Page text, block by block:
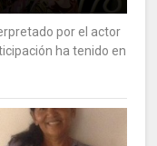
por el actor
ha tenido en